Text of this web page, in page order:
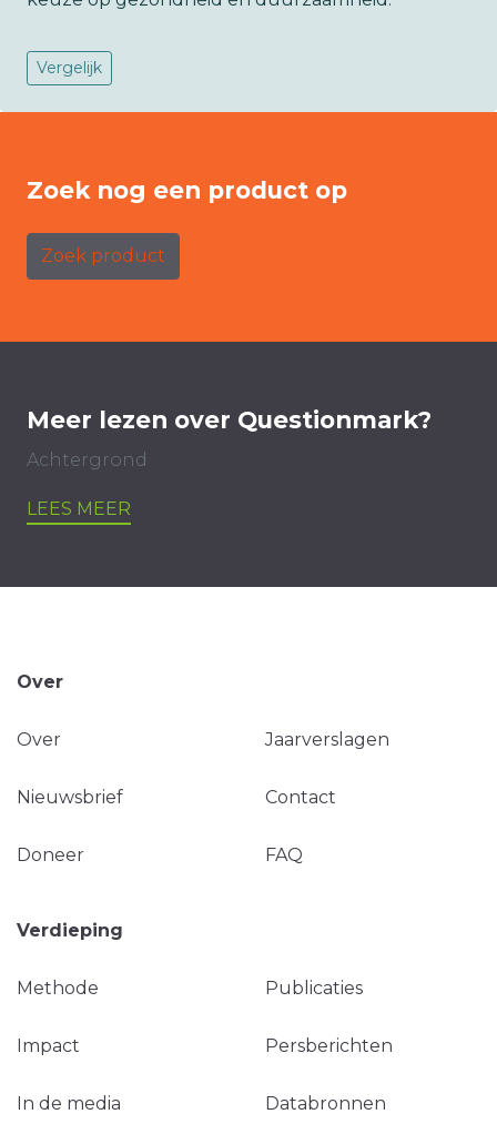
Vergelijk
Zoek nog een product op
Zoek product
Meer lezen over Questionmark?
Achtergrond
LEES MEER
Over
Over Jaarverslagen
Nieuwsbrief Contact
Doneer FAQ
Verdieping
Methode Publicaties
Impact Persberichten
In de media Databronnen